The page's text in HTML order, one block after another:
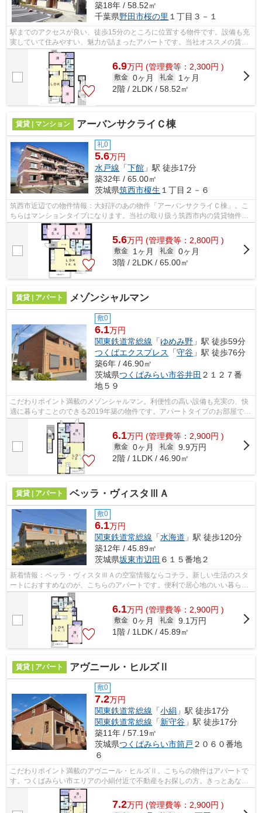
築18年 / 58.52㎡
千葉県野田市桜の里 １丁目３－１
駅までのアクセスが良い、徒歩15分のところに位置する物件です。設備も充
実していて住みやすい、魅力が詰まったアパートです。当社オススメの賃貸
物件が野田市に数多く立地しています...
6.9万円 (管理費等：2,300円 )
敷金 0ヶ月 礼金
1ヶ月
2階 / 2LDK / 58.52㎡
賃貸 | マンション アーバンサクライＣ棟
礼0
5.6万円
水戸線 「下館 」駅 徒歩17分
築32年 / 65.00㎡
茨城県筑西市榎生 １丁目２－６
筑西市近辺での物件情報：大好評のあの物件「アーバンサクライＣ棟」。こ
ちらはマンションタイプになります。当社の取り扱う筑西市内の賃貸物件で
新生活を始めませんか？住環境が整っ...
5.6万円 (管理費等：2,800円 )
敷金 1ヶ月 礼金 0ヶ月
3階 / 2LDK / 65.00㎡
賃貸 | アパート メゾンシャルマン
敷0
6.1万円
関東鉄道常総線 「ゆめみ野 」駅 徒歩59分
つくばエクスプレス
「守谷 」駅 徒歩76分
築6年 / 46.90㎡
茨城県つくばみらい市谷井田 ２１２７番
地５９
こだわりポイント満載のメゾンシャルマン。利便性の高い設備も充実の、快
適に暮らすことのできる2019年築の物件です。アパートタイプのお部屋で
す。こちらの物件詳細につきましては、...
6.1万円 (管理費等：2,900円 )
敷金 0ヶ月 礼金 9.9万円
2階 / 1LDK / 46.90㎡
賃貸 | アパート ベッラ・ヴィスタⅢＡ
敷0
6.1万円
関東鉄道常総線 「水海道 」駅 徒歩120分
築12年 / 45.89㎡
茨城県坂東市辺田 ６１５番地２
新着情報：ベッラ・ヴィスタⅢＡの空室情報ならコチラ。新しい生活のスタ
ートにおすすめなのが、こちらのアパートです。便利で居心地のいい暮らし
をしたいとお考えなら、当社のオススメ...
6.1万円 (管理費等：2,900円 )
敷金 0ヶ月 礼金 9.1万円
1階 / 1LDK / 45.89㎡
賃貸 | アパート アヴニール・ヒルズⅡ
敷0
7.2万円
関東鉄道常総線 「小絹 」駅 徒歩17分
関東鉄道常総線 「新守谷 」駅 徒歩17分
築11年 / 57.19㎡
茨城県つくばみらい市筒戸 ２０６０番地
６
こだわりポイント満載のアヴニール・ヒルズⅡ。こちらの物件はアパートで
す。つくばみらい市エリアの小絹付近で不動産をお探しの方。きっとあなた
好みのお部屋が見つかります。お気軽に...
7.2万円 (管理費等：2,900円 )